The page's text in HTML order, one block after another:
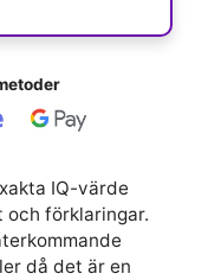
IQ-värde
förklaringar.
då det är en